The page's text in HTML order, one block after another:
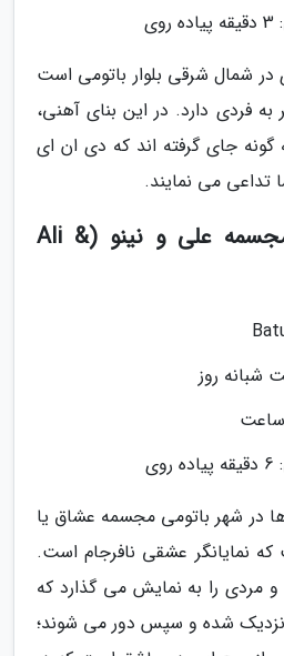
بنایی 130 متری در شمال شرقی بلوار باتومی است
فردی دارد. در این بنای آهنی،
گونه جای گرفته اند که دی ان ای
مجسمه عشاق یا مجسمه علی و نینو (Ali &
در شهر باتومی مجسمه عشاق یا
نمایانگر عشقی نافرجام است.
زن و مردی را به نمایش می گذارد که
به هم نزدیک شده و سپس دور می شوند؛